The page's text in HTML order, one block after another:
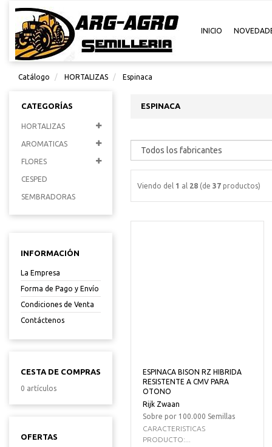
INICIO
Catálogo HORTALIZAS Espinaca
CATEGORÍAS
HORTALIZAS
AROMATICAS
FLORES
CESPED
SEMBRADORAS
INFORMACIÓN
La Empresa
Forma de Pago y Envío
Condiciones de Venta
Contáctenos
CESTA DE COMPRAS
0 artículos
OFERTAS
ESPINACA
Viendo del 1 al 28 (de 37 productos)
ESPINACA BISON RZ HIBRIDA
RESISTENTE A CMV PARA
OTONO
Rijk Zwaan
Sobre por 100.000 Semillas
CARACTERISTICAS
PRODUCTO:...